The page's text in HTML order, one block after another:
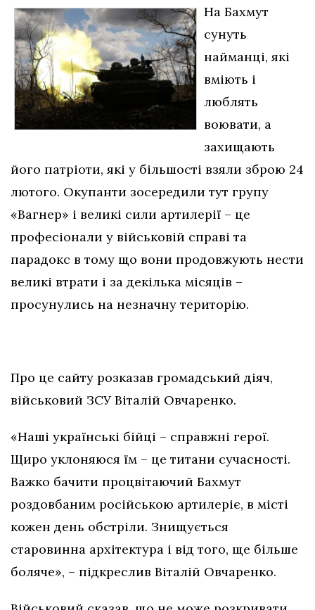
На Бахмут
сунуть
найманці, які
вміють і
люблять
воювати, а
захищають
його патріоти, які у більшості взяли зброю 24
лютого. Окупанти зосередили тут групу
«Вагнер» і великі сили артилерії – це
професіонали у військовій справі та
парадокс в тому що вони продовжують нести
великі втрати і за декілька місяців –
просунулись на незначну територію.
Про це сайту розказав громадський діяч,
військовий ЗСУ Віталій Овчаренко.
«Наші українські бійці – справжні герої.
Щиро уклоняюся їм – це титани сучасності.
Важко бачити процвітаючий Бахмут
роздовбаним російською артилеріє, в місті
кожен день обстріли. Знищується
старовинна архітектура і від того, ще більше
боляче», – підкреслив Віталій Овчаренко.